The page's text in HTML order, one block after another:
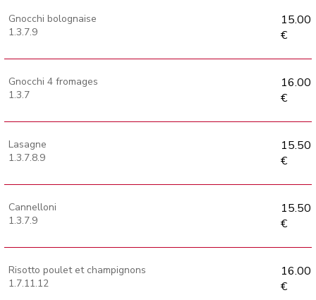
Gnocchi bolognaise
1.3.7.9
15.00
€
Gnocchi 4 fromages
1.3.7
16.00
€
Lasagne
1.3.7.8.9
15.50
€
Cannelloni
1.3.7.9
15.50
€
Risotto poulet et champignons
1.7.11.12
16.00
€